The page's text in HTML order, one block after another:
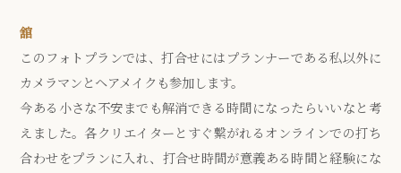
舘
このフォトプランでは、打合せにはプランナーである私以外に
カメラマンとヘアメイクも参加します。
今ある小さな不安までも解消できる時間になったらいいなと考
えました。各クリエイターとすぐ繋がれるオンラインでの打ち
合わせをプランに入れ、打合せ時間が意義ある時間と経験にな